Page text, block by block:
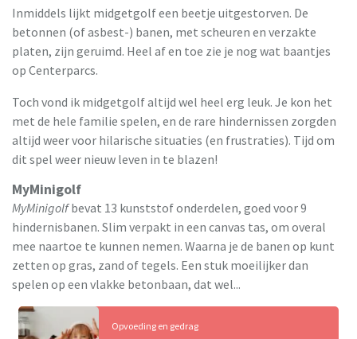
Inmiddels lijkt midgetgolf een beetje uitgestorven. De
betonnen (of asbest-) banen, met scheuren en verzakte
platen, zijn geruimd. Heel af en toe zie je nog wat baantjes
op Centerparcs.
Toch vond ik midgetgolf altijd wel heel erg leuk. Je kon het
met de hele familie spelen, en de rare hindernissen zorgden
altijd weer voor hilarische situaties (en frustraties). Tijd om
dit spel weer nieuw leven in te blazen!
MyMinigolf
MyMinigolfbevat 13 kunststof onderdelen, goed voor 9
hindernisbanen. Slim verpakt in een canvas tas, om overal
mee naartoe te kunnen nemen. Waarna je de banen op kunt
zetten op gras, zand of tegels. Een stuk moeilijker dan
spelen op een vlakke betonbaan, dat wel...
Opvoeding en gedrag